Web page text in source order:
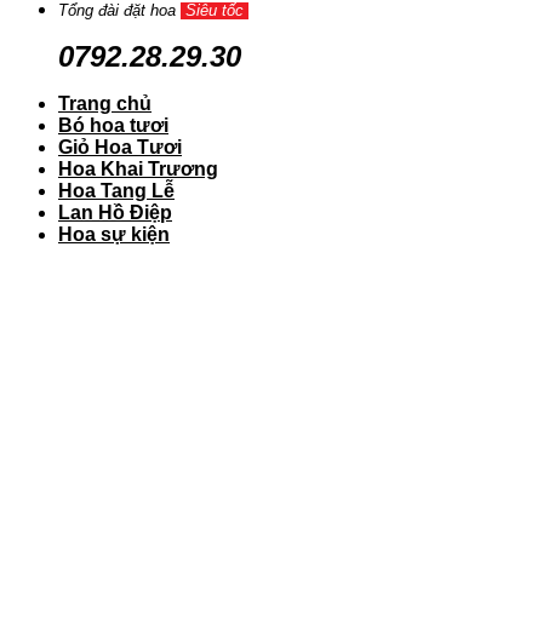
Tổng đài đặt hoa Siêu tốc
0792.28.29.30
Trang chủ
Bó hoa tươi
Giỏ Hoa Tươi
Hoa Khai Trương
Hoa Tang Lễ
Lan Hồ Điệp
Hoa sự kiện